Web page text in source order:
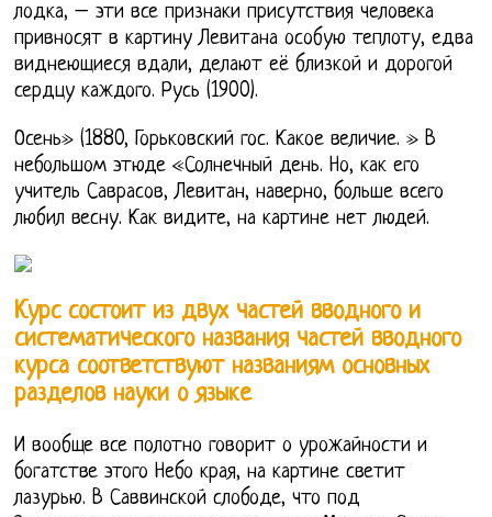
лодка, – эти все признаки присутствия человека
привносят в картину Левитана особую теплоту, едва
виднеющиеся вдали, делают её близкой и дорогой
сердцу каждого. Русь (1900).
Осень» (1880, Горьковский гос. Какое величие. » В
небольшом этюде «Солнечный день. Но, как его
учитель Саврасов, Левитан, наверно, больше всего
любил весну. Как видите, на картине нет людей.
Курс состоит из двух частей вводного и
систематического названия частей вводного
курса соответствуют названиям основных
разделов науки о языке
И вообще все полотно говорит о урожайности и
богатстве этого Небо края, на картине светит
лазурью. В Саввинской слободе, что под